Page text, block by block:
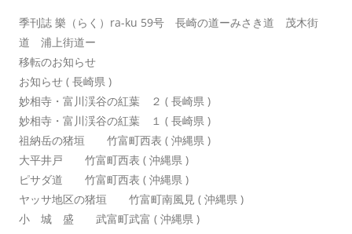
季刊誌 樂（らく）ra-ku 59号 長崎の道ーみさき道 茂木街
道 浦上街道ー
移転のお知らせ
お知らせ ( 長崎県 )
妙相寺・富川渓谷の紅葉 ２ ( 長崎県 )
妙相寺・富川渓谷の紅葉 １ ( 長崎県 )
祖納岳の猪垣 竹富町西表 ( 沖縄県 )
大平井戸 竹富町西表 ( 沖縄県 )
ピサダ道 竹富町西表 ( 沖縄県 )
ヤッサ地区の猪垣 竹富町南風見 ( 沖縄県 )
小 城 盛 武富町武富 ( 沖縄県 )